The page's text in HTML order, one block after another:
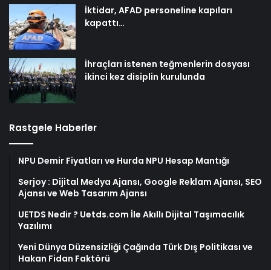
İktidar, AFAD personeline kapıları
kapattı…
İhraçları istenen teğmenlerin dosyası
ikinci kez disiplin kurulunda
Rastgele Haberler
NPU Demir Fiyatları ve Hurda NPU Hesap Mantığı
Serjoy : Dijital Medya Ajansı, Google Reklam Ajansı, SEO
Ajansı ve Web Tasarım Ajansı
UETDS Nedir ? Uetds.com İle Akıllı Dijital Taşımacılık
Yazılımı
Yeni Dünya Düzensizliği Çağında Türk Dış Politikası ve
Hakan Fidan Faktörü